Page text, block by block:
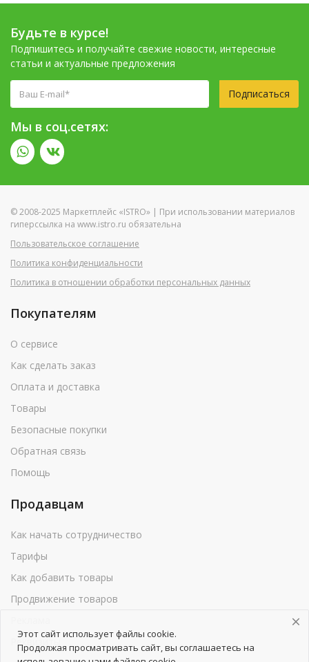
Будьте в курсе!
Подпишитесь и получайте свежие новости, интересные
статьи и актуальные предложения
Подписаться
Мы в соц.сетях:
© 2008-2025 Маркетплейс «ISTRO» | При использовании материалов
гиперссылка на www.istro.ru обязательна
Пользовательское соглашение
Политика конфиденциальности
Политика в отношении обработки персональных данных
Покупателям
О сервисе
Как сделать заказ
Оплата и доставка
Товары
Безопасные покупки
Обратная связь
Помощь
Продавцам
Как начать сотрудничество
Тарифы
Как добавить товары
Продвижение товаров
Реквизиты
Этот сайт использует файлы cookie.
Продолжая просматривать сайт, вы соглашаетесь на